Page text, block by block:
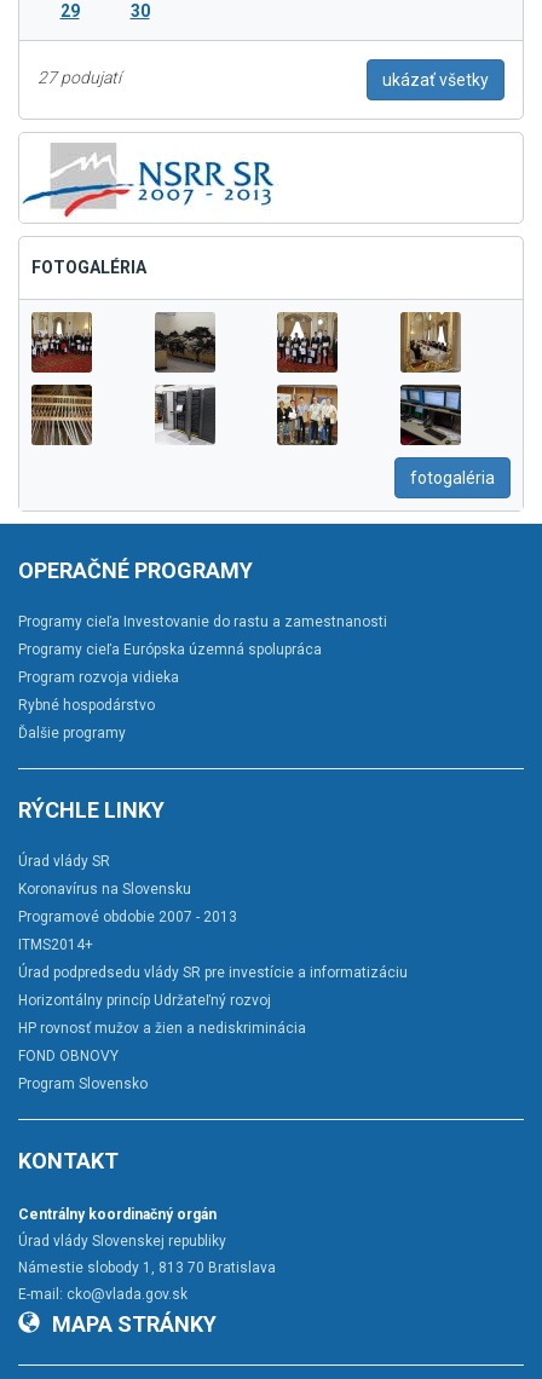
29
30
27 podujatí ukázať všetky
FOTOGALÉRIA
fotogaléria
OPERAČNÉ PROGRAMY
Programy cieľa Investovanie do rastu a zamestnanosti
Programy cieľa Európska územná spolupráca
Program rozvoja vidieka
Rybné hospodárstvo
Ďalšie programy
RÝCHLE LINKY
Úrad vlády SR
Koronavírus na Slovensku
Programové obdobie 2007 - 2013
ITMS2014+
Úrad podpredsedu vlády SR pre investície a informatizáciu
Horizontálny princíp Udržateľný rozvoj
HP rovnosť mužov a žien a nediskriminácia
FOND OBNOVY
Program Slovensko
KONTAKT
Centrálny koordinačný orgán
Úrad vlády Slovenskej republiky
Námestie slobody 1, 813 70 Bratislava
E-mail: cko@vlada.gov.sk
MAPA STRÁNKY